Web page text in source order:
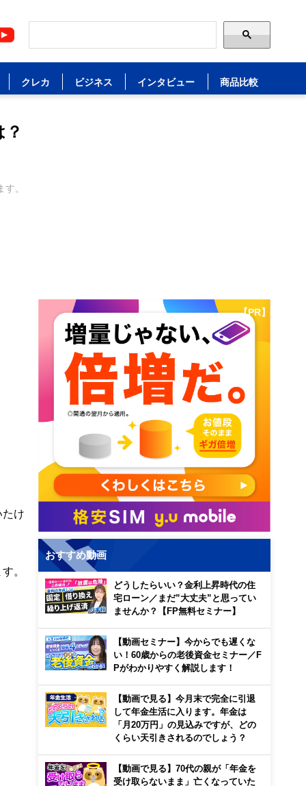
クレカ ビジネス インタビュー 商品比較
。
け
。
【PR】
おすすめ動画
どうしたらいい？金利上昇時代の住
宅ローン／まだ”大丈夫”と思ってい
ませんか？【FP無料セミナー】
【動画セミナー】今からでも遅くな
い！60歳からの老後資金セミナー／F
Pがわかりやすく解説します！
【動画で見る】今月末で完全に引退
して年金生活に入ります。年金は
「月20万円」の見込みですが、どの
くらい天引きされるのでしょう？
【動画で見る】70代の親が「年金を
受け取らないまま」亡くなっていた